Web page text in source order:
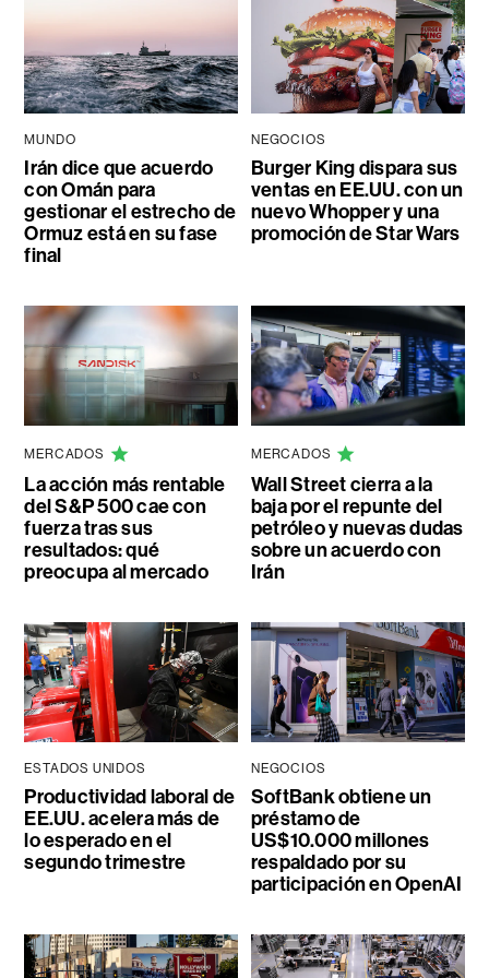
MUNDO
Irán dice que acuerdo
con Omán para
gestionar el estrecho de
Ormuz está en su fase
final
NEGOCIOS
Burger King dispara sus
ventas en EE.UU. con un
nuevo Whopper y una
promoción de Star Wars
MERCADOS
La acción más rentable
del S&P 500 cae con
fuerza tras sus
resultados: qué
preocupa al mercado
MERCADOS
Wall Street cierra a la
baja por el repunte del
petróleo y nuevas dudas
sobre un acuerdo con
Irán
ESTADOS UNIDOS
Productividad laboral de
EE.UU. acelera más de
lo esperado en el
segundo trimestre
NEGOCIOS
SoftBank obtiene un
préstamo de
US$10.000 millones
respaldado por su
participación en OpenAI